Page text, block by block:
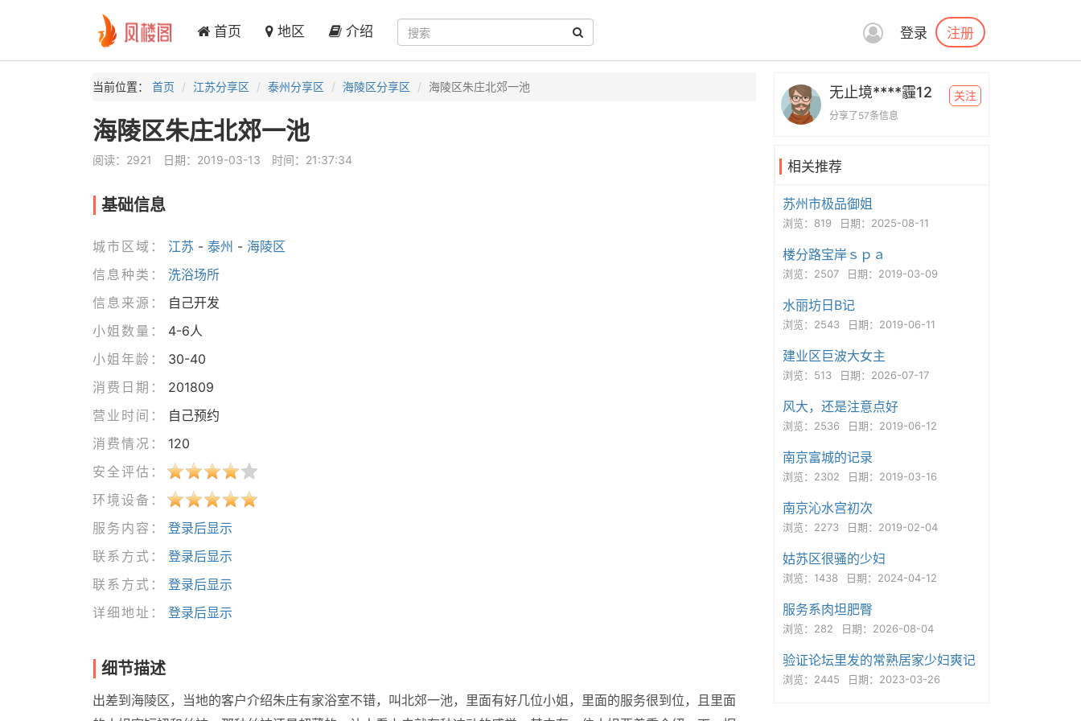
首页 地区 介绍 登录 注册
当前位置： 首页 江苏分享区 泰州分享区 海陵区分享区 海陵区朱庄北郊一池
海陵区朱庄北郊一池
阅读：2921 日期：2019-03-13 时间：21:37:34
基础信息
城市区域： 江苏 - 泰州 - 海陵区
信息种类：
洗浴场所
信息来源：
自己开发
小姐数量：
4-6人
小姐年龄：
30-40
消费日期：
201809
营业时间：
自己预约
消费情况：
120
安全评估：
环境设备：
服务内容：
登录后显示
联系方式：
登录后显示
联系方式：
登录后显示
详细地址：
登录后显示
细节描述
出差到海陵区，当地的客户介绍朱庄有家浴室不错，叫北郊一池，里面有好几位小姐，里面的服务很到位，且里面
无止境****霾12
分享了57条信息
关注
相关推荐
苏州市极品御姐
浏览：819 日期：2025-08-11
楼分路宝岸ｓｐａ
浏览：2507 日期：2019-03-09
水丽坊日B记
浏览：2543 日期：2019-06-11
建业区巨波大女主
浏览：513 日期：2026-07-17
风大，还是注意点好
浏览：2536 日期：2019-06-12
南京富城的记录
浏览：2302 日期：2019-03-16
南京沁水宫初次
浏览：2273 日期：2019-02-04
姑苏区很骚的少妇
浏览：1438 日期：2024-04-12
服务系肉坦肥臀
浏览：282 日期：2026-08-04
验证论坛里发的常熟居家少妇爽记
浏览：2445 日期：2023-03-26